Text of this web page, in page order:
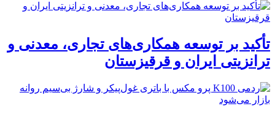
تأکید بر توسعه همکاری‌های تجاری، معدنی و
ترانزیتی ایران و قرقیزستان